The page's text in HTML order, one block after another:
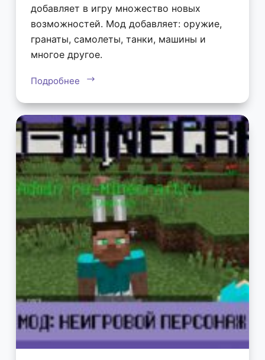
добавляет в игру множество новых
возможностей. Мод добавляет: оружие,
гранаты, самолеты, танки, машины и
многое другое.
Подробнее